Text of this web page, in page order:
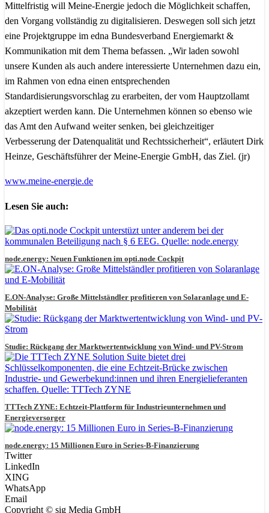
Mittelfristig will Meine-Energie jedoch die Möglichkeit schaffen,
den Vorgang vollständig zu digitalisieren. Deswegen soll sich jetzt
eine Projektgruppe im edna Bundesverband Energiemarkt &
Kommunikation mit dem Thema befassen. „Wir laden sowohl
unsere Kunden als auch andere interessierte Unternehmen dazu ein,
im Rahmen von edna einen entsprechenden
Standardisierungsvorschlag zu erarbeiten, der vom Hauptzollamt
akzeptiert werden kann. Die Unternehmen können so ebenso wie
das Amt den Aufwand weiter senken, bei gleichzeitiger
Verbesserung der Datenqualität und Rechtssicherheit“, erläutert Dirk
Heinze, Geschäftsführer der Meine-Energie GmbH, das Ziel. (jr)
www.meine-energie.de
Lesen Sie auch:
node.energy: Neuen Funktionen im opti.node Cockpit
E.ON-Analyse: Große Mittelständler profitieren von Solaranlage und E-
Mobilität
Studie: Rückgang der Marktwertentwicklung von Wind- und PV-Strom
TTTech ZYNE: Echtzeit-Plattform für Industrieunternehmen und
Energieversorger
node.energy: 15 Millionen Euro in Series-B-Finanzierung
Twitter
LinkedIn
XING
WhatsApp
Email
Copyright © sig Media GmbH